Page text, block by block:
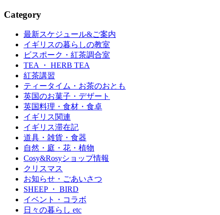
Category
最新スケジュール&ご案内
イギリスの暮らしの教室
ビスポーク・紅茶調合室
TEA ・ HERB TEA
紅茶講習
ティータイム・お茶のおとも
英国のお菓子・デザート
英国料理・食材・食卓
イギリス関連
イギリス滞在記
道具・雑貨・食器
自然・庭・花・植物
Cosy&Rosyショップ情報
クリスマス
お知らせ・ごあいさつ
SHEEP ・ BIRD
イベント・コラボ
日々の暮らし etc